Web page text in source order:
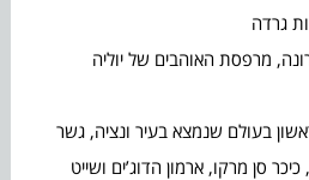
גרדה
מרפסת האוהבים של יוליה
בעולם שנמצא בעיר ונציה, גשר
סן מרקו, ארמון הדוג’ים ושייט